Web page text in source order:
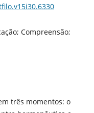
Compreensão;
três momentos: o